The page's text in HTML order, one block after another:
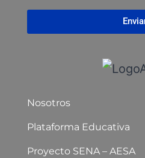
Nosotros
Plataforma Educativa
Proyecto SENA – AESA